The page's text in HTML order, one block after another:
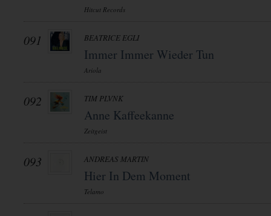
Hitcut Records
091 BEATRICE EGLI
Immer Immer Wieder Tun
Ariola
092 TIM PLVNK
Anne Kaffeekanne
Zeitgeist
093 ANDREAS MARTIN
Hier In Dem Moment
Telamo